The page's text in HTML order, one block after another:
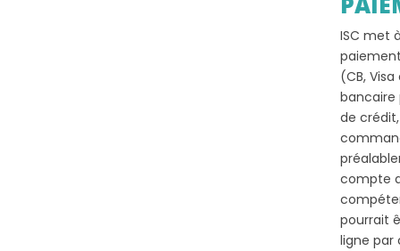
ISC met
(CB,
bancaire
de
compte
pourrait
ligne par